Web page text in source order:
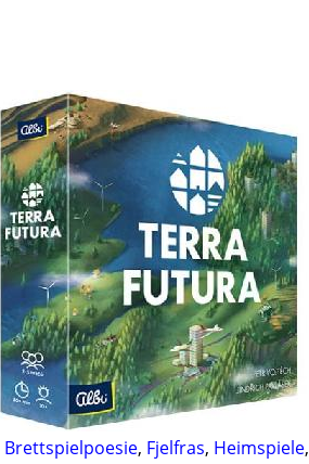
Brettspielpoesie, Fjelfras, Heimspiele,